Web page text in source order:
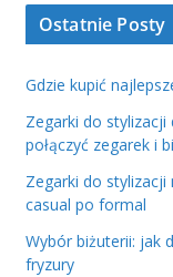
Ostatnie Posty
Gdzie kupić
Zegarki do
połączyć zegarek i
Zegarki do
casual po formal
Wybór biżuterii: jak
fryzury